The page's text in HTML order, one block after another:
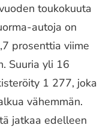
toukokuuta
autoja on
prosenttia viime
Suuria yli 16
1 277, joka
vähemmän.
jatkaa edelleen